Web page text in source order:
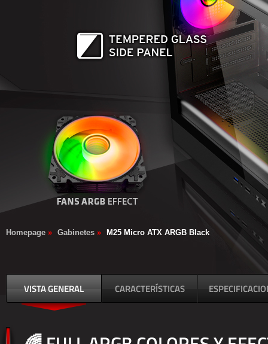
Homepage » Gabinetes » M25 Micro ATX ARGB Black
VISTA GENERAL CARACTERÍSTICAS